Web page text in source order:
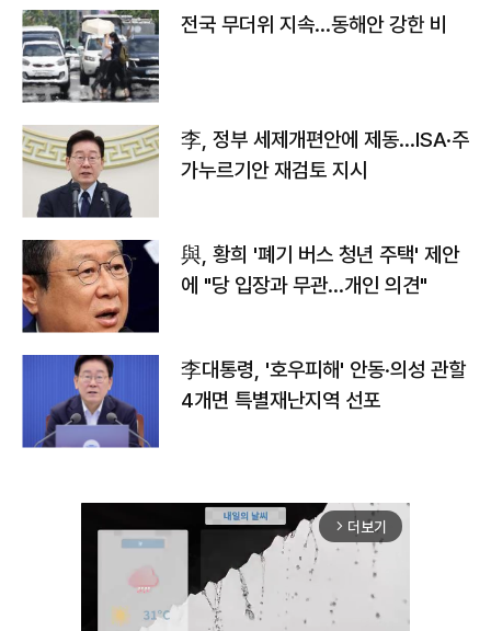
전국 무더위 지속…동해안 강한 비
李, 정부 세제개편안에 제동…ISA·주
가누르기안 재검토 지시
與, 황희 '폐기 버스 청년 주택' 제안
에 "당 입장과 무관…개인 의견"
李대통령, '호우피해' 안동·의성 관할
4개면 특별재난지역 선포
arrow_forward_ios 더보기